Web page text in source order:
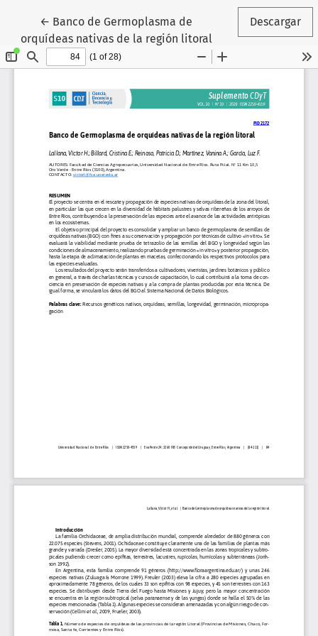
← Volver a los detalles del artículo
Banco de Germoplasma de
orquídeas nativas de la región litoral
Descargar